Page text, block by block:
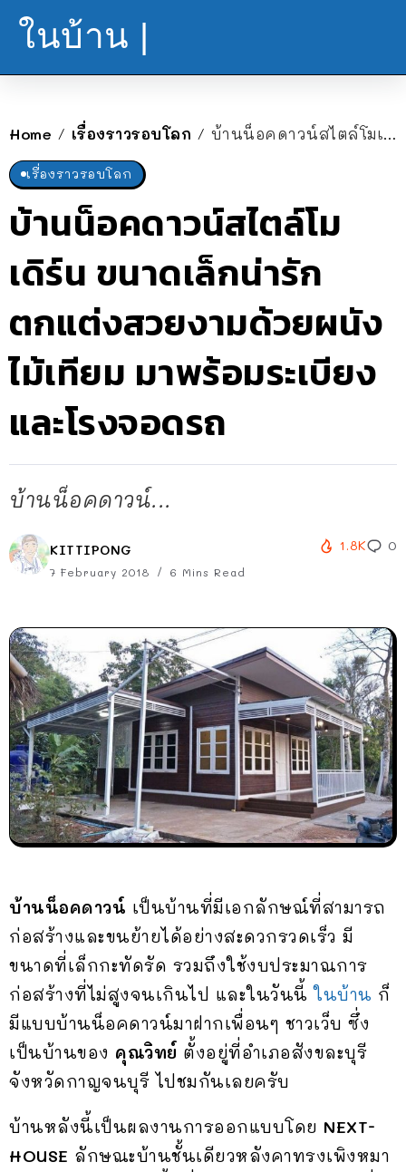
ในบ้าน |
Home / เรื่องราวรอบโลก / บ้านน็อคดาวน์สไตล์โมเดิร์น ขนาดเล็กน่ารัก ตกแต่งสวยงามด้วยผนังไม้เทียม มาพร้อมระเบียงและโรงจอดรถ
เรื่องราวรอบโลก
บ้านน็อคดาวน์สไตล์โม
เดิร์น ขนาดเล็กน่ารัก
ตกแต่งสวยงามด้วยผนัง
ไม้เทียม มาพร้อมระเบียง
และโรงจอดรถ
บ้านน็อคดาวน์...
KITTIPONG
7 February 2018 6 Mins Read
1.8K 0
บ้านน็อคดาวน์ เป็นบ้านที่มีเอกลักษณ์ที่สามารถ
ก่อสร้างและขนย้ายได้อย่างสะดวกรวดเร็ว มี
ขนาดที่เล็กกะทัดรัด รวมถึงใช้งบประมาณการ
ก่อสร้างที่ไม่สูงจนเกินไป และในวันนี้ในบ้าน ก็
มีแบบบ้านน็อคดาวน์มาฝากเพื่อนๆ ชาวเว็บ ซึ่ง
เป็นบ้านของ คุณวิทย์ ตั้งอยู่ที่อำเภอสังขละบุรี
จังหวัดกาญจนบุรี ไปชมกันเลยครับ
บ้านหลังนี้เป็นผลงานการออกแบบโดย NEXT-
HOUSE ลักษณะบ้านชั้นเดียวหลังคาทรงเพิงหมา